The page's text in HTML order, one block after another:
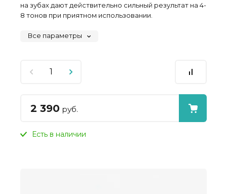
на зубах дают действительно сильный результат на 4-
8 тонов при приятном использовании.
Все параметры
2 390 руб.
Есть в наличии